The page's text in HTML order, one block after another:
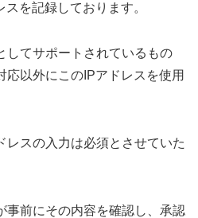
を記録しております。
してサポートされているもの
応以外にこのIPアドレスを使用
レスの入力は必須とさせていた
事前にその内容を確認し、承認